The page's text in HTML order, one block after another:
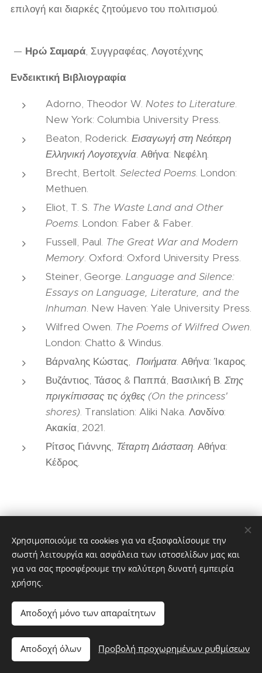
επιλογή και διαρκές ζητούμενο του πολιτισμού.
— Ηρώ Σαμαρά, Συγγραφέας, Λογοτέχνης
Ενδεικτική Βιβλιογραφία
Adorno, Theodor W. Notes to Literature.
New York: Columbia University Press.
Beaton, Roderick. Εισαγωγή στη Νεότερη
Ελληνική Λογοτεχνία. Αθήνα: Νεφέλη.
Brecht, Bertolt. Selected Poems. London:
Methuen.
Eliot, T. S. The Waste Land and Other
Poems. London: Faber & Faber.
Fussell, Paul. The Great War and Modern
Memory. Oxford: Oxford University Press.
Steiner, George. Language and Silence:
Essays on Language, Literature, and the
Inhuman. New Haven: Yale University Press.
Wilfred Owen. The Poems of Wilfred Owen.
London: Chatto & Windus.
Βάρναλης Κώστας, Ποιήματα. Αθήνα: Ίκαρος.
Βυζάντιος, Τάσος & Παππά, Βασιλική Β. Στης
πριγκίπισσας τις όχθες (On the princess'
shores). Translation: Aliki Naka. Λονδίνο:
Ακακία, 2021.
Ρίτσος Γιάννης, Τέταρτη Διάσταση. Αθήνα:
Κέδρος.
Donation Box
Χρησιμοποιούμε τα cookies για να εξασφαλίσουμε την
σωστή λειτουργία και ασφάλεια των ιστοσελίδων μας και
για να σας προσφέρουμε την καλύτερη δυνατή εμπειρία
χρήσης.
Αποδοχή μόνο των απαραίτητων
Αποδοχή όλων Προβολή προχωρημένων ρυθμίσεων